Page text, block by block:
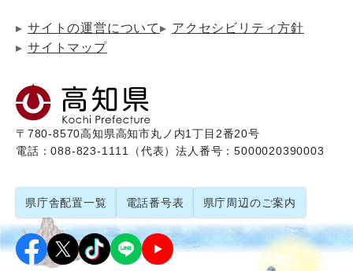
サイトの運営について
アクセシビリティ方針
サイトマップ
〒780-8570高知県高知市丸ノ内1丁目2番20号
電話：088-823-1111（代表）法人番号：5000020390003
県庁舎配置一覧 電話番号表 県庁周辺のご案内